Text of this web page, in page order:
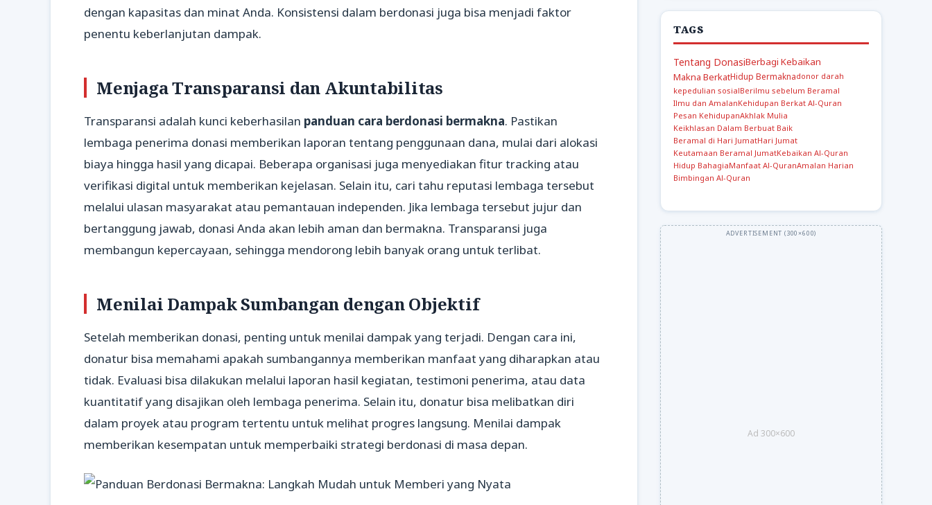
dengan kapasitas dan minat Anda. Konsistensi dalam berdonasi juga bisa menjadi faktor
penentu keberlanjutan dampak.
Menjaga Transparansi dan Akuntabilitas
Transparansi adalah kunci keberhasilan panduan cara berdonasi bermakna. Pastikan
lembaga penerima donasi memberikan laporan tentang penggunaan dana, mulai dari alokasi
biaya hingga hasil yang dicapai. Beberapa organisasi juga menyediakan fitur tracking atau
verifikasi digital untuk memberikan kejelasan. Selain itu, cari tahu reputasi lembaga tersebut
melalui ulasan masyarakat atau pemantauan independen. Jika lembaga tersebut jujur dan
bertanggung jawab, donasi Anda akan lebih aman dan bermakna. Transparansi juga
membangun kepercayaan, sehingga mendorong lebih banyak orang untuk terlibat.
Menilai Dampak Sumbangan dengan Objektif
Setelah memberikan donasi, penting untuk menilai dampak yang terjadi. Dengan cara ini,
donatur bisa memahami apakah sumbangannya memberikan manfaat yang diharapkan atau
tidak. Evaluasi bisa dilakukan melalui laporan hasil kegiatan, testimoni penerima, atau data
kuantitatif yang disajikan oleh lembaga penerima. Selain itu, donatur bisa melibatkan diri
dalam proyek atau program tertentu untuk melihat progres langsung. Menilai dampak
memberikan kesempatan untuk memperbaiki strategi berdonasi di masa depan.
TAGS
Tentang DonasiBerbagi Kebaikan
Makna BerkatHidup Bermaknadonor darah
kepedulian sosialBerilmu sebelum Beramal
Ilmu dan AmalanKehidupan Berkat Al-Quran
Pesan KehidupanAkhlak Mulia
Keikhlasan Dalam Berbuat Baik
Beramal di Hari JumatHari Jumat
Keutamaan Beramal JumatKebaikan Al-Quran
Hidup BahagiaManfaat Al-QuranAmalan Harian
Bimbingan Al-Quran
Ad 300×600